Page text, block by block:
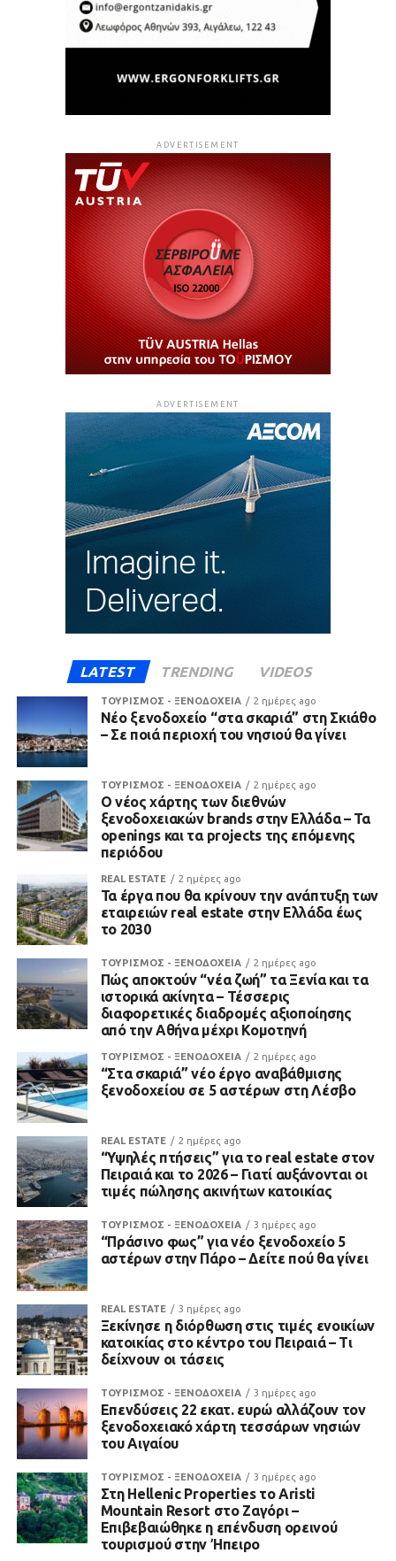
ADVERTISEMENT
ADVERTISEMENT
LATEST TRENDING VIDEOS
ΤΟΥΡΙΣΜΟΣ - ΞΕΝΟΔΟΧΕΙΑ 2 ημέρες ago
Νέο ξενοδοχείο “στα σκαριά” στη Σκιάθο
– Σε ποιά περιοχή του νησιού θα γίνει
ΤΟΥΡΙΣΜΟΣ - ΞΕΝΟΔΟΧΕΙΑ 2 ημέρες ago
Ο νέος χάρτης των διεθνών
ξενοδοχειακών brands στην Ελλάδα – Τα
openings και τα projects της επόμενης
περιόδου
REAL ESTATE 2 ημέρες ago
Τα έργα που θα κρίνουν την ανάπτυξη των
εταιρειών real estate στην Ελλάδα έως
το 2030
ΤΟΥΡΙΣΜΟΣ - ΞΕΝΟΔΟΧΕΙΑ 2 ημέρες ago
Πώς αποκτούν “νέα ζωή” τα Ξενία και τα
ιστορικά ακίνητα – Τέσσερις
διαφορετικές διαδρομές αξιοποίησης
από την Αθήνα μέχρι Κομοτηνή
ΤΟΥΡΙΣΜΟΣ - ΞΕΝΟΔΟΧΕΙΑ 2 ημέρες ago
“Στα σκαριά” νέο έργο αναβάθμισης
ξενοδοχείου σε 5 αστέρων στη Λέσβο
REAL ESTATE 2 ημέρες ago
“Υψηλές πτήσεις” για το real estate στον
Πειραιά και το 2026 – Γιατί αυξάνονται οι
τιμές πώλησης ακινήτων κατοικίας
ΤΟΥΡΙΣΜΟΣ - ΞΕΝΟΔΟΧΕΙΑ 3 ημέρες ago
“Πράσινο φως” για νέο ξενοδοχείο 5
αστέρων στην Πάρο – Δείτε πού θα γίνει
REAL ESTATE 3 ημέρες ago
Ξεκίνησε η διόρθωση στις τιμές ενοικίων
κατοικίας στο κέντρο του Πειραιά – Τι
δείχνουν οι τάσεις
ΤΟΥΡΙΣΜΟΣ - ΞΕΝΟΔΟΧΕΙΑ 3 ημέρες ago
Επενδύσεις 22 εκατ. ευρώ αλλάζουν τον
ξενοδοχειακό χάρτη τεσσάρων νησιών
του Αιγαίου
ΤΟΥΡΙΣΜΟΣ - ΞΕΝΟΔΟΧΕΙΑ 3 ημέρες ago
Στη Hellenic Properties το Aristi
Mountain Resort στο Ζαγόρι –
Επιβεβαιώθηκε η επένδυση ορεινού
τουρισμού στην Ήπειρο